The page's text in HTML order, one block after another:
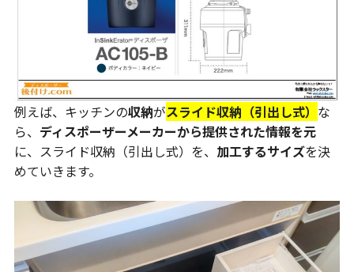
例えば、キッチンの収納がスライド収納（引出し式） な
ら、 ディスポーザーメーカーから提供された情報を元
に、スライド収納（引出し式）を、 加工するサイズを決
めていきます。